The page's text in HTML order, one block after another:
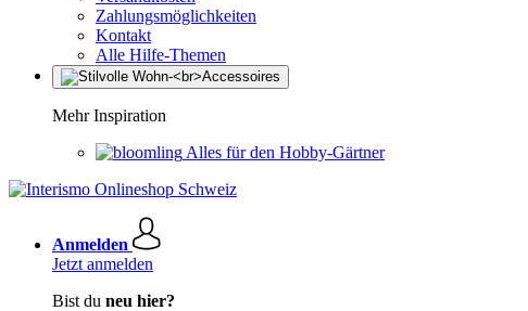
Zahlungsmöglichkeiten
Kontakt
Alle Hilfe-Themen
Mehr Inspiration
Alles für den Hobby-Gärtner
Anmelden
Jetzt anmelden
Bist du neu hier?